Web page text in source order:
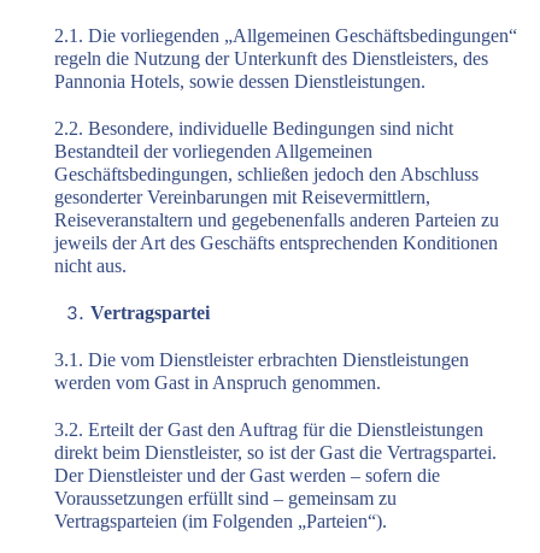
2.1. Die vorliegenden „Allgemeinen Geschäftsbedingungen“
regeln die Nutzung der Unterkunft des Dienstleisters, des
Pannonia Hotels, sowie dessen Dienstleistungen.
2.2. Besondere, individuelle Bedingungen sind nicht
Bestandteil der vorliegenden Allgemeinen
Geschäftsbedingungen, schließen jedoch den Abschluss
gesonderter Vereinbarungen mit Reisevermittlern,
Reiseveranstaltern und gegebenenfalls anderen Parteien zu
jeweils der Art des Geschäfts entsprechenden Konditionen
nicht aus.
Vertragspartei
3.1. Die vom Dienstleister erbrachten Dienstleistungen
werden vom Gast in Anspruch genommen.
3.2. Erteilt der Gast den Auftrag für die Dienstleistungen
direkt beim Dienstleister, so ist der Gast die Vertragspartei.
Der Dienstleister und der Gast werden – sofern die
Voraussetzungen erfüllt sind – gemeinsam zu
Vertragsparteien (im Folgenden „Parteien“).